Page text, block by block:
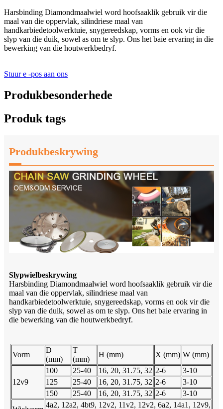
Harsbinding Diamondmaalwiel word hoofsaaklik gebruik vir die
maal van die oppervlak, silindriese maal van
handkarbiedetoolwerktuie, snygereedskap, vorms en ook vir die
slyp van die duik, sowel as om te slyp. Ons het baie ervaring in die
bewerking van die houtwerkbedryf.
Stuur e -pos aan ons
Produkbesonderhede
Produk tags
Produkbeskrywing
Slypwielbeskrywing
Harsbinding Diamondmaalwiel word hoofsaaklik gebruik vir die
maal van die oppervlak, silindriese maal van
handkarbiedetoolwerktuie, snygereedskap, vorms en ook vir die
slyp van die duik, sowel as om te slyp. Ons het baie ervaring in
die bewerking van die houtwerkbedryf.
Vorm
D
(mm)
T
(mm)
H (mm) X (mm) W (mm)
12v9
100 25-40 16, 20, 31.75, 32 2-6
3-10
125
25-40 16, 20, 31.75, 32 2-6
3-10
150
25-40 16, 20, 31.75, 32 2-6
3-10
4a2, 12a2, 4bt9, 12v2, 11v2, 12v2, 6a2, 14a1, 12v9,